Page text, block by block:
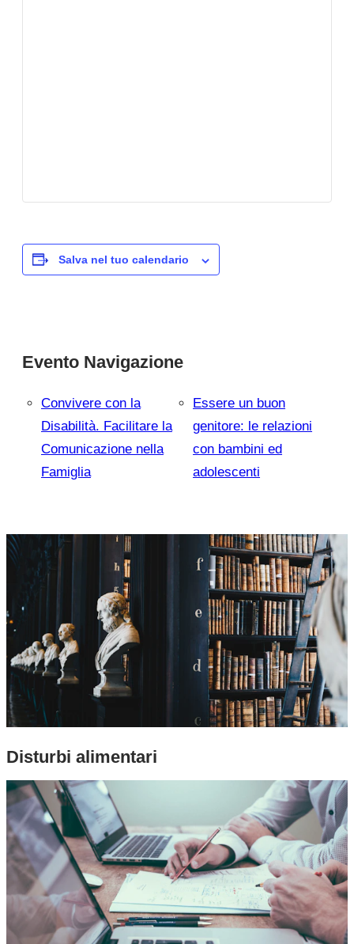
Salva nel tuo calendario
Evento Navigazione
Convivere con la
Disabilità. Facilitare la
Comunicazione nella
Famiglia
Essere un buon
genitore: le relazioni
con bambini ed
adolescenti
Disturbi alimentari